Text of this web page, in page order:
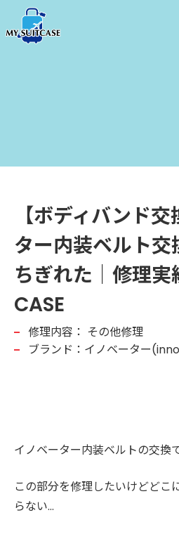
【ボディバンド
ター内装ベルト
ちぎれた｜修理実
CASE
修理内容： その他修理
ブランド：イノベーター
イノベーター内装ベルトの交換で
この部分を修理したいけどどこ
らない…